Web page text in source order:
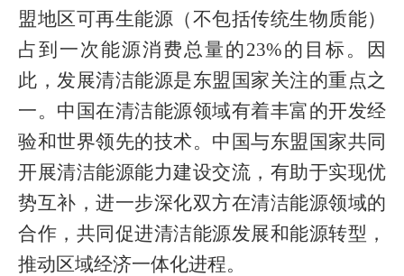
盟地区可再生能源（不包括传统生物质能）
占到一次能源消费总量的23%的目标。因
此，发展清洁能源是东盟国家关注的重点之
一。中国在清洁能源领域有着丰富的开发经
验和世界领先的技术。中国与东盟国家共同
开展清洁能源能力建设交流，有助于实现优
势互补，进一步深化双方在清洁能源领域的
合作，共同促进清洁能源发展和能源转型，
推动区域经济一体化进程。